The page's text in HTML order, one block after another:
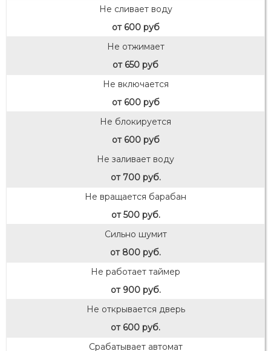
Не сливает воду
от 600 руб
Не отжимает
от 650 руб
Не включается
от 600 руб
Не блокируется
от 600 руб
Не заливает воду
от 700 руб.
Не вращается барабан
от 500 руб.
Сильно шумит
от 800 руб.
Не работает таймер
от 900 руб.
Не открывается дверь
от 600 руб.
Срабатывает автомат